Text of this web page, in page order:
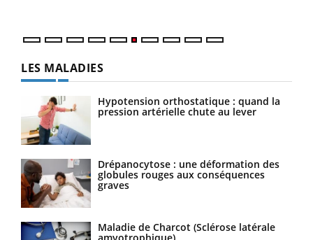
LES MALADIES
Hypotension orthostatique : quand la
pression artérielle chute au lever
Drépanocytose : une déformation des
globules rouges aux conséquences
graves
Maladie de Charcot (Sclérose latérale